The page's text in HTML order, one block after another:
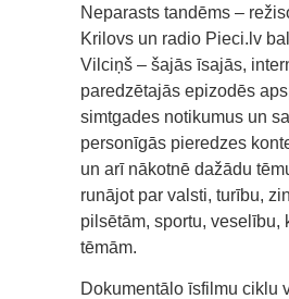
Neparasts tandēms –
Krilovs un radio Pieci.lv
Vilciņš – šajās īsajās,
paredzētajās epizodēs
simtgades notikumus un
personīgās pieredzes
un arī nākotnē dažādu
runājot par valsti, turību,
pilsētām, sportu, veselību,
tēmām.
Dokumentālo īsfilmu ciklu